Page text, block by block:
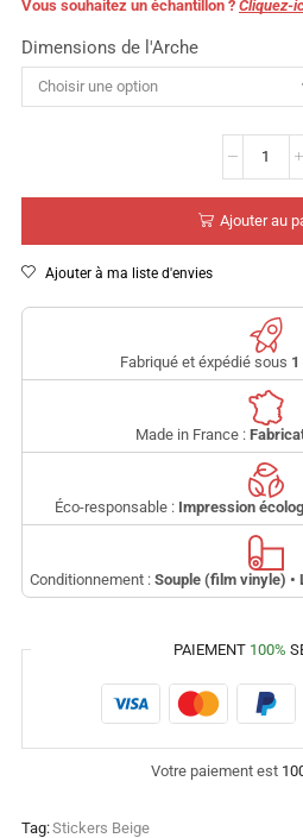
Vous souhaitez un échantillon ? Cliquez-
Dimensions de l'Arche
Ajouter au
Ajouter à ma liste d'envies
Fabriqué et éxpédié sous
Made in France :
Éco-responsable : Impression
Conditionnement : Souple (film vinyle) •
PAIEMENT 100%
Votre paiement est
Tag:Stickers Beige